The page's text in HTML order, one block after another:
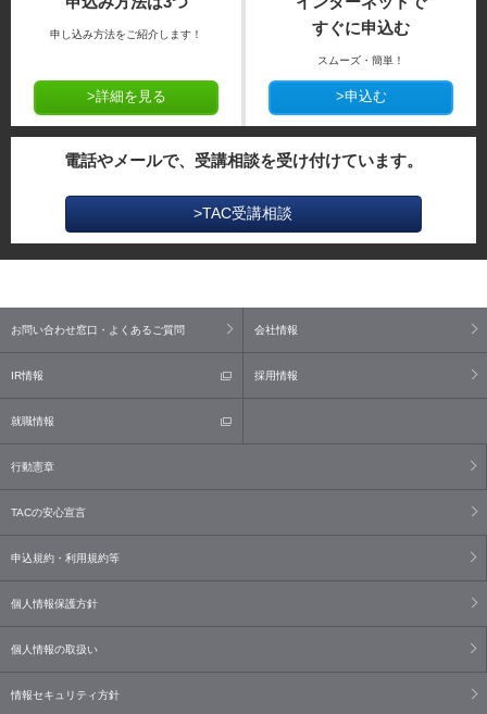
申し込み方法をご紹介します！
>詳細を見る
すぐに申込む
スムーズ・簡単！
>申込む
電話やメールで、受講相談を受け付けています。
>TAC受講相談
お問い合わせ窓口・よくあるご質問 会社情報
IR情報 採用情報
就職情報
行動憲章
TACの安心宣言
申込規約・利用規約等
個人情報保護方針
個人情報の取扱い
情報セキュリティ方針